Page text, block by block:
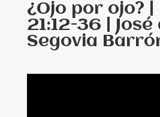
¿Ojo por ojo? |
21:12-36 | José
Segovia